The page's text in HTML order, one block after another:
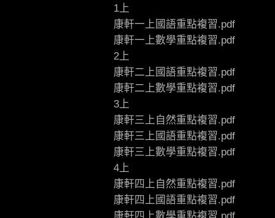
1上
康軒一上國語重點複習.pdf
康軒一上數學重點複習.pdf
2上
康軒二上國語重點複習.pdf
康軒二上數學重點複習.pdf
3上
康軒三上自然重點複習.pdf
康軒三上國語重點複習.pdf
康軒三上數學重點複習.pdf
4上
康軒四上自然重點複習.pdf
康軒四上國語重點複習.pdf